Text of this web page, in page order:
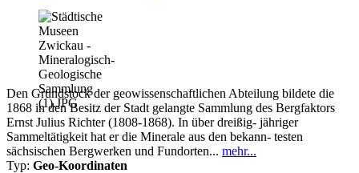
Den Grundstock der geowissenschaftlichen Abteilung bildete die
1868 in den Besitz der Stadt gelangte Sammlung des Bergfaktors
Ernst Julius Richter (1808-1868). In über dreißig- jähriger
Sammeltätigkeit hat er die Minerale aus den bekann- testen
sächsischen Bergwerken und Fundorten... mehr...
Typ: Geo-Koordinaten